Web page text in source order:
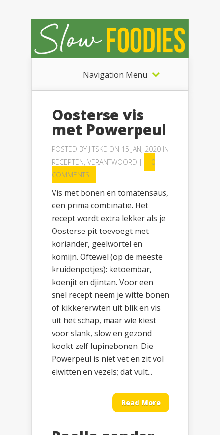
Navigation Menu
Oosterse vis
met Powerpeul
POSTED BY JITSKE ON 15 JAN, 2020 IN
RECEPTEN, VERANTWOORD |
0
COMMENTS
Vis met bonen en tomatensaus,
een prima combinatie. Het
recept wordt extra lekker als je
Oosterse pit toevoegt met
koriander, geelwortel en
komijn. Oftewel (op de meeste
kruidenpotjes): ketoembar,
koenjit en djintan. Voor een
snel recept neem je witte bonen
of kikkererwten uit blik en vis
uit het schap, maar wie kiest
voor slank, slow en gezond
kookt zelf lupinebonen. Die
Powerpeul is niet vet en zit vol
eiwitten en vezels; dat vult...
Read More